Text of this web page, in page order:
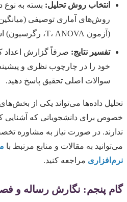
انتخاب روش تحلیل: بسته به نوع
روش‌های آماری توصیفی
(آزمون T، ANOVA، رگرسیون) استفاده می‌شود.
تفسیر نتایج: صرفاً گزارش اعداد
خود را در چارچوب نظری و
سوالات اصلی تحقیق پاسخ دهید.
تحلیل داده‌ها می‌تواند یکی از
خصوص برای دانشجویانی که آشنایی
ندارند. در صورت نیاز به مشاوره
می‌توانید به مقالات و منابع مرتبط با
نرم‌افزاری مراجعه کنید.
گام پنجم: نگارش رساله و